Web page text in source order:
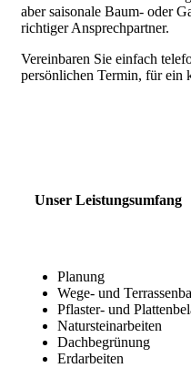
aber saisonale Baum- oder
richtiger Ansprechpartner.
Vereinbaren Sie einfach
persönlichen Termin, für ein
Unser Leistungsumfang
Planung
Wege- und
Pflaster- und
Natursteinarbeiten
Dachbegrünung
Erdarbeiten